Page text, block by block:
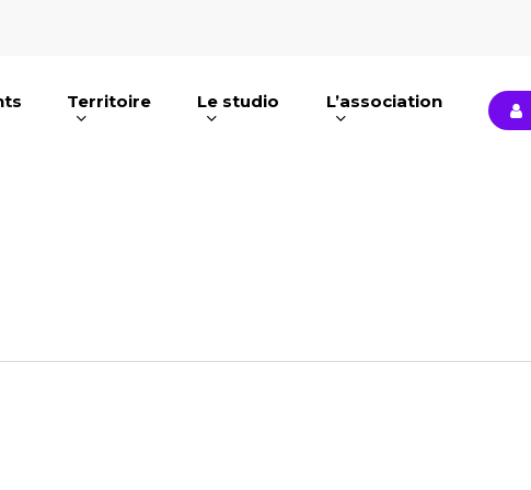
Territoire Le studio L’association